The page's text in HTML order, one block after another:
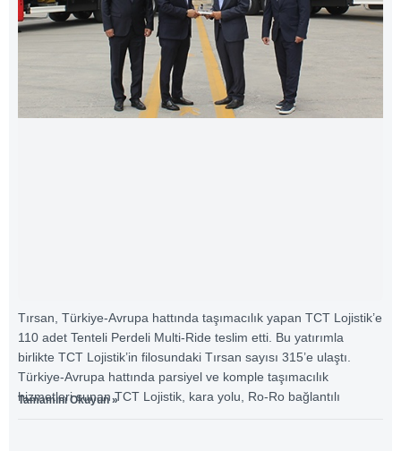
Tırsan, Türkiye-Avrupa hattında taşımacılık yapan TCT Lojistik’e
110 adet Tenteli Perdeli Multi-Ride teslim etti. Bu yatırımla
birlikte TCT Lojistik’in filosundaki Tırsan sayısı 315’e ulaştı.
Türkiye-Avrupa hattında parsiyel ve komple taşımacılık
hizmetleri sunan TCT Lojistik, kara yolu, Ro-Ro bağlantılı
Tamamını Okuyun »